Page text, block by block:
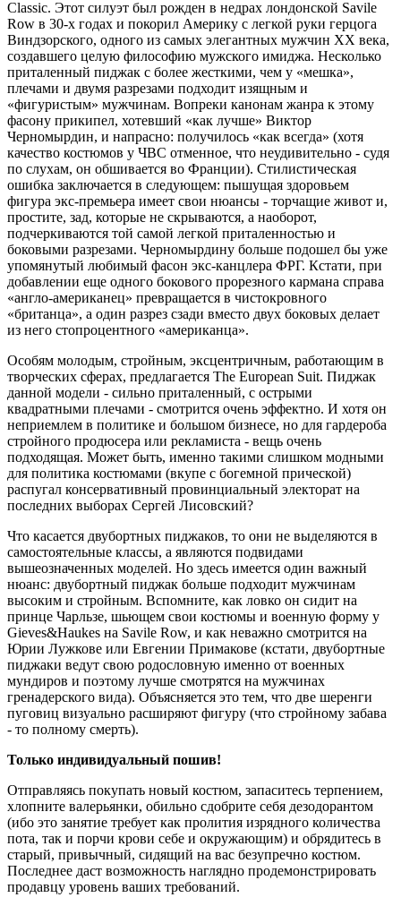
Classic. Этот силуэт был рожден в недрах лондонской Savile
Row в 30-х годах и покорил Америку с легкой руки герцога
Виндзорского, одного из самых элегантных мужчин ХХ века,
создавшего целую философию мужского имиджа. Несколько
приталенный пиджак с более жесткими, чем у «мешка»,
плечами и двумя разрезами подходит изящным и
«фигуристым» мужчинам. Вопреки канонам жанра к этому
фасону прикипел, хотевший «как лучше» Виктор
Черномырдин, и напрасно: получилось «как всегда» (хотя
качество костюмов у ЧВС отменное, что неудивительно - судя
по слухам, он обшивается во Франции). Стилистическая
ошибка заключается в следующем: пышущая здоровьем
фигура экс-премьера имеет свои нюансы - торчащие живот и,
простите, зад, которые не скрываются, а наоборот,
подчеркиваются той самой легкой приталенностью и
боковыми разрезами. Черномырдину больше подошел бы уже
упомянутый любимый фасон экс-канцлера ФРГ. Кстати, при
добавлении еще одного бокового прорезного кармана справа
«англо-американец» превращается в чистокровного
«британца», а один разрез сзади вместо двух боковых делает
из него стопроцентного «американца».
Особям молодым, стройным, эксцентричным, работающим в
творческих сферах, предлагается The European Suit. Пиджак
данной модели - сильно приталенный, с острыми
квадратными плечами - смотрится очень эффектно. И хотя он
неприемлем в политике и большом бизнесе, но для гардероба
стройного продюсера или рекламиста - вещь очень
подходящая. Может быть, именно такими слишком модными
для политика костюмами (вкупе с богемной прической)
распугал консервативный провинциальный электорат на
последних выборах Сергей Лисовский?
Что касается двубортных пиджаков, то они не выделяются в
самостоятельные классы, а являются подвидами
вышеозначенных моделей. Но здесь имеется один важный
нюанс: двубортный пиджак больше подходит мужчинам
высоким и стройным. Вспомните, как ловко он сидит на
принце Чарльзе, шьющем свои костюмы и военную форму у
Gieves&Haukes на Savile Row, и как неважно смотрится на
Юрии Лужкове или Евгении Примакове (кстати, двубортные
пиджаки ведут свою родословную именно от военных
мундиров и поэтому лучше смотрятся на мужчинах
гренадерского вида). Объясняется это тем, что две шеренги
пуговиц визуально расширяют фигуру (что стройному забава
- то полному смерть).
Только индивидуальный пошив!
Отправляясь покупать новый костюм, запаситесь терпением,
хлопните валерьянки, обильно сдобрите себя дезодорантом
(ибо это занятие требует как пролития изрядного количества
пота, так и порчи крови себе и окружающим) и обрядитесь в
старый, привычный, сидящий на вас безупречно костюм.
Последнее даст возможность наглядно продемонстрировать
продавцу уровень ваших требований.